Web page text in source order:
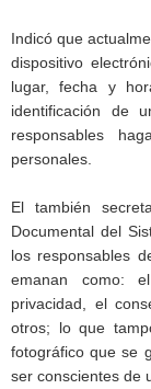
Indicó que
dispositivo
lugar, fecha y
identificación de
responsables
personales.
El también
Documental del
los responsables
emanan como:
privacidad, el
otros; lo que
fotográfico que se
ser conscientes de